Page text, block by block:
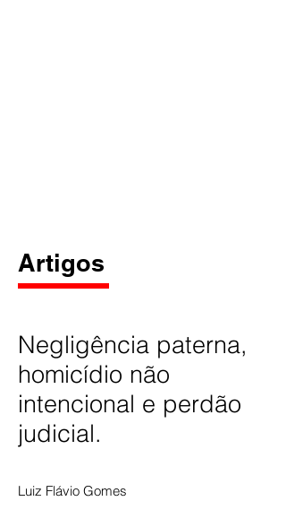
Artigos
Negligência paterna,
homicídio não
intencional e perdão
judicial.
Luiz Flávio Gomes